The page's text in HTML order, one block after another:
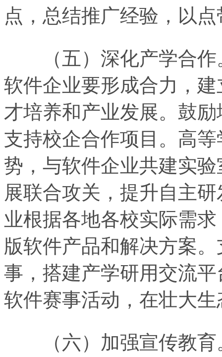
点，总结推广经验，以
（五）深化产学合作
软件企业要形成合力，
才培养和产业发展。鼓
支持校企合作项目。高
势，与软件企业共建实
展联合攻关，提升自主
业根据各地各校实际需
版软件产品和解决方案
事，搭建产学研用交流
软件赛事活动，在壮大
（六）加强宣传教育